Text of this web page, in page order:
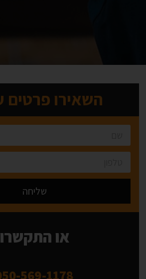
השאירו פרטים
שליחה
Alternative:
או התקשרו
569-1178